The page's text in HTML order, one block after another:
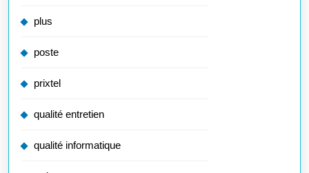
plus
poste
prixtel
qualité entretien
qualité informatique